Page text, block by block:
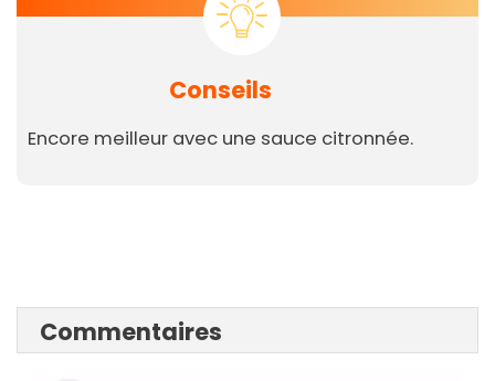
Conseils
Encore meilleur avec une sauce citronnée.
Commentaires